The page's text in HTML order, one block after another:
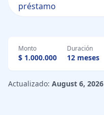
préstamo
Monto
$ 1.000.000
Duración
12 meses
Actualizado: August 6, 2026